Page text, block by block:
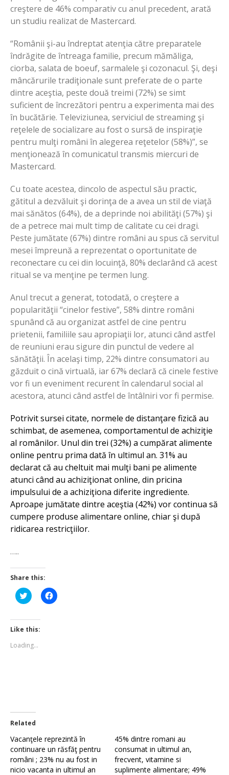
creştere de 46% comparativ cu anul precedent, arată
un studiu realizat de Mastercard.
“Românii şi-au îndreptat atenţia către preparatele
îndrăgite de întreaga familie, precum mămăliga,
ciorba, salata de boeuf, sarmalele şi cozonacul. Şi, deşi
mâncărurile tradiţionale sunt preferate de o parte
dintre aceştia, peste două treimi (72%) se simt
suficient de încrezători pentru a experimenta mai des
în bucătărie. Televiziunea, serviciul de streaming şi
reţelele de socializare au fost o sursă de inspiraţie
pentru mulţi români în alegerea reţetelor (58%)”, se
menţionează în comunicatul transmis miercuri de
Mastercard.
Cu toate acestea, dincolo de aspectul său practic,
gătitul a dezvăluit şi dorinţa de a avea un stil de viaţă
mai sănătos (64%), de a deprinde noi abilităţi (57%) şi
de a petrece mai mult timp de calitate cu cei dragi.
Peste jumătate (67%) dintre români au spus că servitul
mesei împreună a reprezentat o oportunitate de
reconectare cu cei din locuinţă, 80% declarând că acest
ritual se va menţine pe termen lung.
Anul trecut a generat, totodată, o creştere a
popularităţii “cinelor festive”, 58% dintre români
spunând că au organizat astfel de cine pentru
prietenii, familiile sau apropiaţii lor, atunci când astfel
de reuniuni erau sigure din punctul de vedere al
sănătăţii. În acelaşi timp, 22% dintre consumatori au
găzduit o cină virtuală, iar 67% declară că cinele festive
vor fi un eveniment recurent în calendarul social al
acestora, atunci când astfel de întâlniri vor fi permise.
Potrivit sursei citate, normele de distanţare fizică au
schimbat, de asemenea, comportamentul de achiziţie
al românilor. Unul din trei (32%) a cumpărat alimente
online pentru prima dată în ultimul an. 31% au
declarat că au cheltuit mai mulţi bani pe alimente
atunci când au achiziţionat online, din pricina
impulsului de a achiziţiona diferite ingrediente.
Aproape jumătate dintre aceştia (42%) vor continua să
cumpere produse alimentare online, chiar şi după
ridicarea restricţiilor.
…..
Share this:
Click
to
Twitter
(Opens
in
window)
Click
to
Like this:
Loading...
Related
Vacanţele reprezintă în
continuare un răsfăţ pentru
români ; 23% nu au fost in
nicio vacanta in ultimul an
45% dintre romani au
consumat in ultimul an,
frecvent, vitamine si
suplimente alimentare; 49%